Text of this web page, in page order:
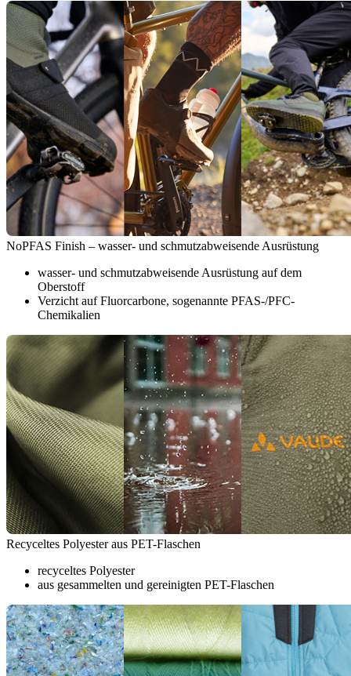
NoPFAS Finish – wasser- und schmutzabweisende Ausrüstung
wasser- und schmutzabweisende Ausrüstung auf dem
Oberstoff
Verzicht auf Fluorcarbone, sogenannte PFAS-/PFC-
Chemikalien
Recyceltes Polyester aus PET-Flaschen
recyceltes Polyester
aus gesammelten und gereinigten PET-Flaschen